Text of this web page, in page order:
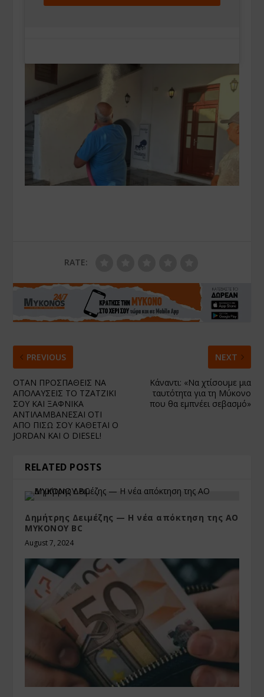
RATE:
PREVIOUS
ΟΤΑΝ ΠΡΟΣΠΑΘΕΙΣ ΝΑ
ΑΠΟΛΑΥΣΕΙΣ ΤΟ ΤΖΑΤΖΙΚΙ
ΣΟΥ ΚΑΙ ΞΑΦΝΙΚΑ
ΑΝΤΙΛΑΜΒΑΝΕΣΑΙ ΟΤΙ
ΑΠΟ ΠΙΣΩ ΣΟΥ ΚΑΘΕΤΑΙ Ο
JORDAN KAI O DIESEL!
NEXT
Κάναντι: «Να χτίσουμε μια
ταυτότητα για τη Μύκονο
που θα εμπνέει σεβασμό»
RELATED POSTS
Δημήτρης Δειμέζης — Η νέα απόκτηση της ΑΟ
MYKONOY BC
August 7, 2024